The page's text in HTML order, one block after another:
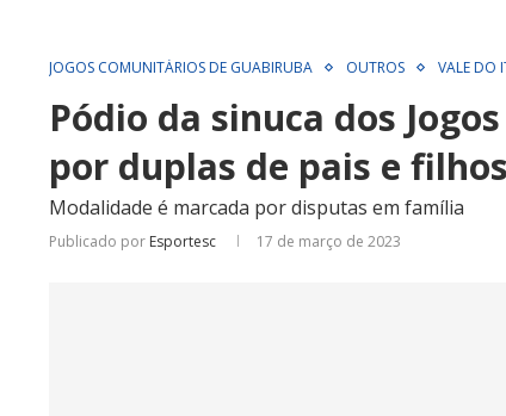
JOGOS COMUNITÁRIOS DE GUABIRUBA OUTROS VALE DO
Pódio da sinuca dos
por duplas de pais e filhos
Modalidade é marcada por disputas em família
Publicado por Esportesc 17 de março de 2023